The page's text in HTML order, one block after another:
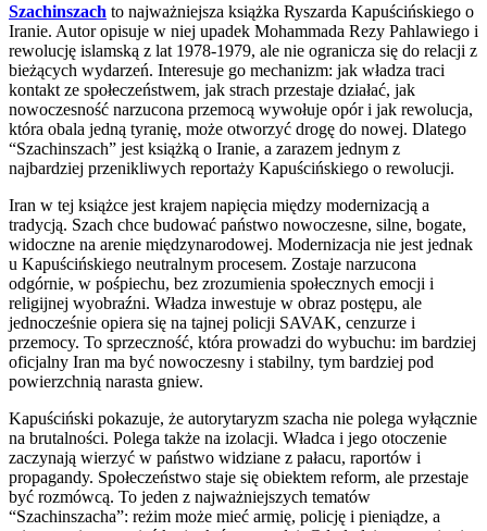
Szachinszach to najważniejsza książka Ryszarda Kapuścińskiego o
Iranie. Autor opisuje w niej upadek Mohammada Rezy Pahlawiego i
rewolucję islamską z lat 1978-1979, ale nie ogranicza się do relacji z
bieżących wydarzeń. Interesuje go mechanizm: jak władza traci
kontakt ze społeczeństwem, jak strach przestaje działać, jak
nowoczesność narzucona przemocą wywołuje opór i jak rewolucja,
która obala jedną tyranię, może otworzyć drogę do nowej. Dlatego
“Szachinszach” jest książką o Iranie, a zarazem jednym z
najbardziej przenikliwych reportaży Kapuścińskiego o rewolucji.
Iran w tej książce jest krajem napięcia między modernizacją a
tradycją. Szach chce budować państwo nowoczesne, silne, bogate,
widoczne na arenie międzynarodowej. Modernizacja nie jest jednak
u Kapuścińskiego neutralnym procesem. Zostaje narzucona
odgórnie, w pośpiechu, bez zrozumienia społecznych emocji i
religijnej wyobraźni. Władza inwestuje w obraz postępu, ale
jednocześnie opiera się na tajnej policji SAVAK, cenzurze i
przemocy. To sprzeczność, która prowadzi do wybuchu: im bardziej
oficjalny Iran ma być nowoczesny i stabilny, tym bardziej pod
powierzchnią narasta gniew.
Kapuściński pokazuje, że autorytaryzm szacha nie polega wyłącznie
na brutalności. Polega także na izolacji. Władca i jego otoczenie
zaczynają wierzyć w państwo widziane z pałacu, raportów i
propagandy. Społeczeństwo staje się obiektem reform, ale przestaje
być rozmówcą. To jeden z najważniejszych tematów
“Szachinszacha”: reżim może mieć armię, policję i pieniądze, a